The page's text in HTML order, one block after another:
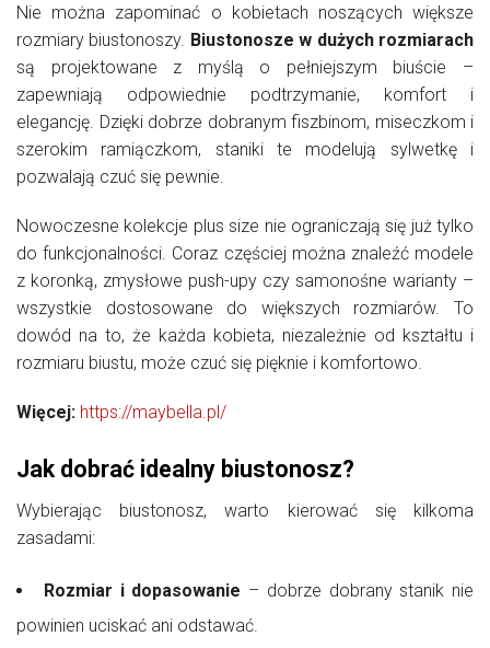
Nie można zapominać o kobietach noszących większe
rozmiary biustonoszy. Biustonosze w dużych rozmiarach
są projektowane z myślą o pełniejszym biuście –
zapewniają odpowiednie podtrzymanie, komfort i
elegancję. Dzięki dobrze dobranym fiszbinom, miseczkom i
szerokim ramiączkom, staniki te modelują sylwetkę i
pozwalają czuć się pewnie.
Nowoczesne kolekcje plus size nie ograniczają się już tylko
do funkcjonalności. Coraz częściej można znaleźć modele
z koronką, zmysłowe push-upy czy samonośne warianty –
wszystkie dostosowane do większych rozmiarów. To
dowód na to, że każda kobieta, niezależnie od kształtu i
rozmiaru biustu, może czuć się pięknie i komfortowo.
Więcej: https://maybella.pl/
Jak dobrać idealny biustonosz?
Wybierając biustonosz, warto kierować się kilkoma
zasadami:
Rozmiar i dopasowanie – dobrze dobrany stanik nie
powinien uciskać ani odstawać.